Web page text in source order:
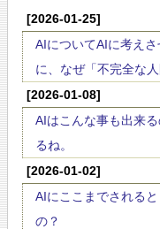
[2026-01-25]
AIについてAIに考え
に、なぜ「不完全な
[2026-01-08]
AIはこんな事も出来
るね。
[2026-01-02]
AIにここまでされる
の？